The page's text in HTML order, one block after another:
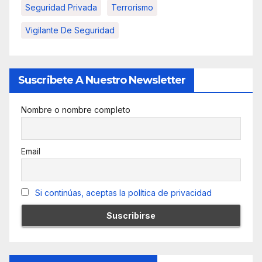
Seguridad Privada Terrorismo
Vigilante De Seguridad
Suscribete A Nuestro Newsletter
Nombre o nombre completo
Email
Si continúas, aceptas la política de privacidad